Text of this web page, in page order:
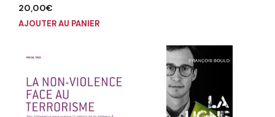
20,00€
AJOUTER AU PANIER